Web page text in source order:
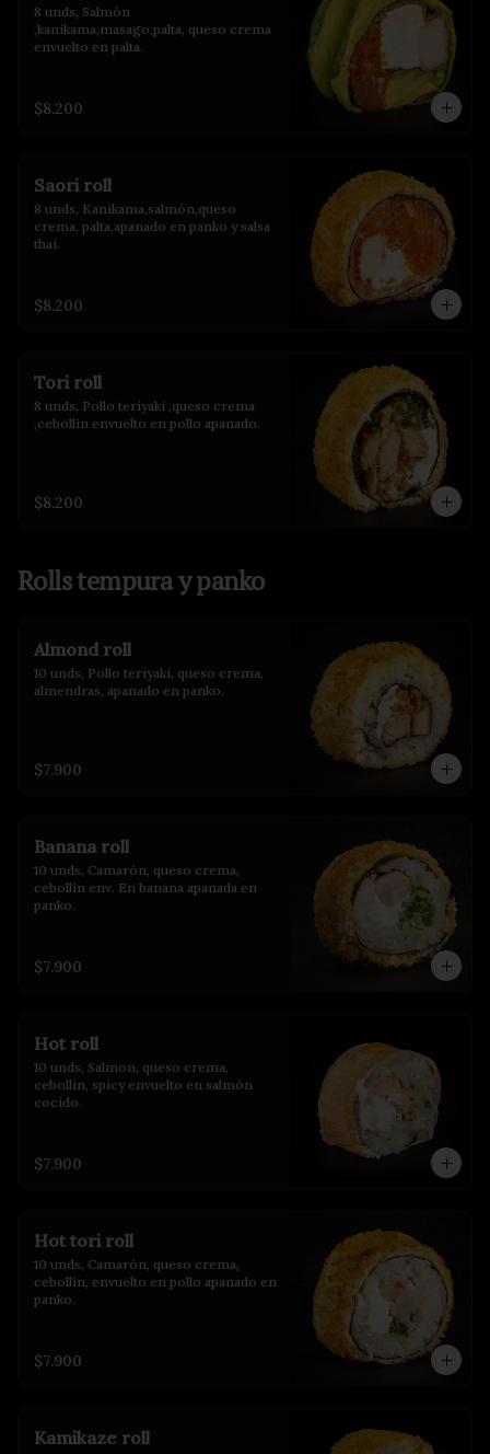
8 unds, Salmón
,kanikama,masago,palta, queso crema
envuelto en palta.
$8.200
Saori roll
8 unds, Kanikama,salmón,queso
crema, palta,apanado en panko y salsa
thai.
$8.200
Tori roll
8 unds, Pollo teriyaki ,queso crema
,cebollín envuelto en pollo apanado.
$8.200
Rolls tempura y panko
Almond roll
10 unds, Pollo teriyaki, queso crema,
almendras, apanado en panko.
$7.900
Banana roll
10 unds, Camarón, queso crema,
cebollín env. En banana apanada en
panko.
$7.900
Hot roll
10 unds, Salmon, queso crema,
cebollin, spicy envuelto en salmón
cocido.
$7.900
Hot tori roll
10 unds, Camarón, queso crema,
cebollin, envuelto en pollo apanado en
panko.
$7.900
Kamikaze roll